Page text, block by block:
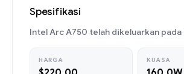
Spesifikasi
Intel Arc A750 telah dikeluarkan pada
HARGA KUASA